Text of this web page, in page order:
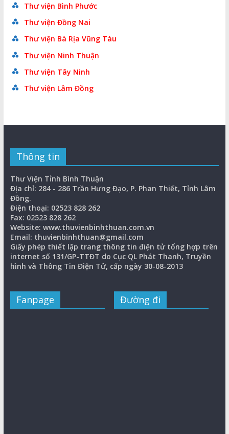
Thư viện Bình Phước
Thư viện Đồng Nai
Thư viện Bà Rịa Vũng Tàu
Thư viện Ninh Thuận
Thư viện Tây Ninh
Thư viện Lâm Đồng
Thông tin
Thư Viện Tỉnh Bình Thuận
Địa chỉ: 284 - 286 Trần Hưng Đạo, P. Phan Thiết, Tỉnh Lâm
Đồng.
Điện thoại: 02523 828 262
Fax: 02523 828 262
Website: www.thuvienbinhthuan.com.vn
Email: thuvienbinhthuan@gmail.com
Giấy phép thiết lập trang thông tin điện tử tổng hợp trên
internet số 131/GP-TTĐT do Cục QL Phát Thanh, Truyền
hình và Thông Tin Điện Tử, cấp ngày 30-08-2013
Fanpage Đường đi